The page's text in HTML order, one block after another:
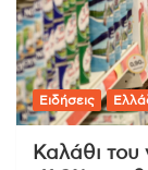
Ειδήσεις
Καλάθι του